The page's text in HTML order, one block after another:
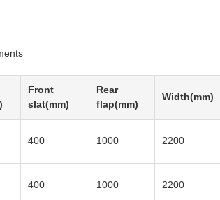
Front
slat(mm)
Rear
flap(mm)
Width(mm)
400 1000 2200
400 1000 2200